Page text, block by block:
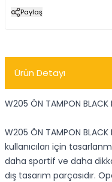
Paylaş
Ürün Detayı
W205 ÖN TAMPON BLACK
W205 ÖN TAMPON
kullanıcıları için
daha sportif ve daha
dış tasarım parçasıdır.